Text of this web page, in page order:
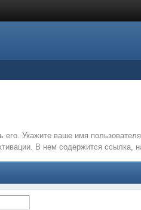
Укажите ваше имя
В нем содержится ссылка,